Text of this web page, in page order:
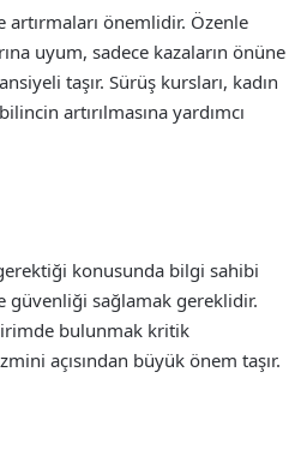
önemlidir. Özenle
uyum, sadece kazaların önüne
taşır. Sürüş kursları, kadın
artırılmasına yardımcı
konusunda bilgi sahibi
güvenliği sağlamak gereklidir.
bulunmak kritik
açısından büyük önem taşır.